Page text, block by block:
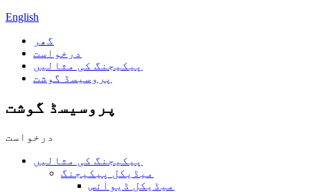
English
گھر
درخواست
پیکیجنگ کی مثالیں
پروسیسڈ گوشت
پروسیسڈ گوشت
درخواست
پیکیجنگ کی مثالیں
میڈیکل پیکیجنگ
میڈیکل ڈیوائس